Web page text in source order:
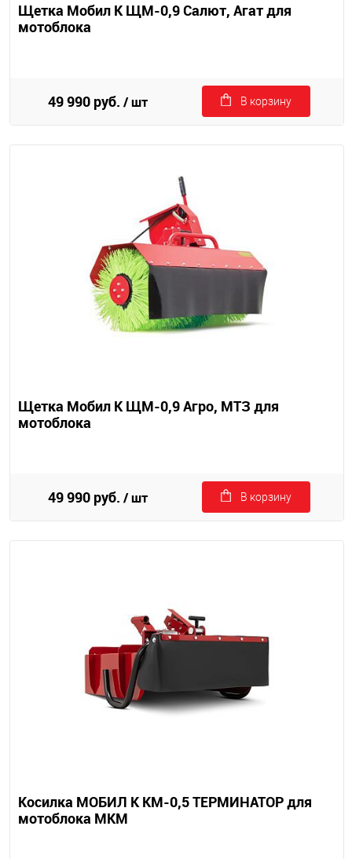
Щетка Мобил К ЩМ-0,9 Салют, Агат для
мотоблока
49 990 руб. / шт В корзину
Щетка Мобил К ЩМ-0,9 Агро, МТЗ для
мотоблока
49 990 руб. / шт В корзину
Косилка МОБИЛ К КМ-0,5 ТЕРМИНАТОР для
мотоблока МКМ